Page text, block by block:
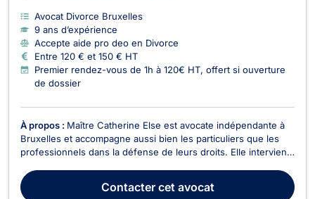
Avocat Divorce Bruxelles
9 ans d’expérience
Accepte aide pro deo en Divorce
Entre 120 € et 150 € HT
Premier rendez-vous de 1h à 120€ HT, offert si ouverture
de dossier
À propos : Maître Catherine Else est avocate indépendante à
Bruxelles et accompagne aussi bien les particuliers que les
professionnels dans la défense de leurs droits. Elle intervient
accompagnement juridique personnalisé, clair et efficace à
chaque étape de la procédure. Son ...
Contactercet avocat